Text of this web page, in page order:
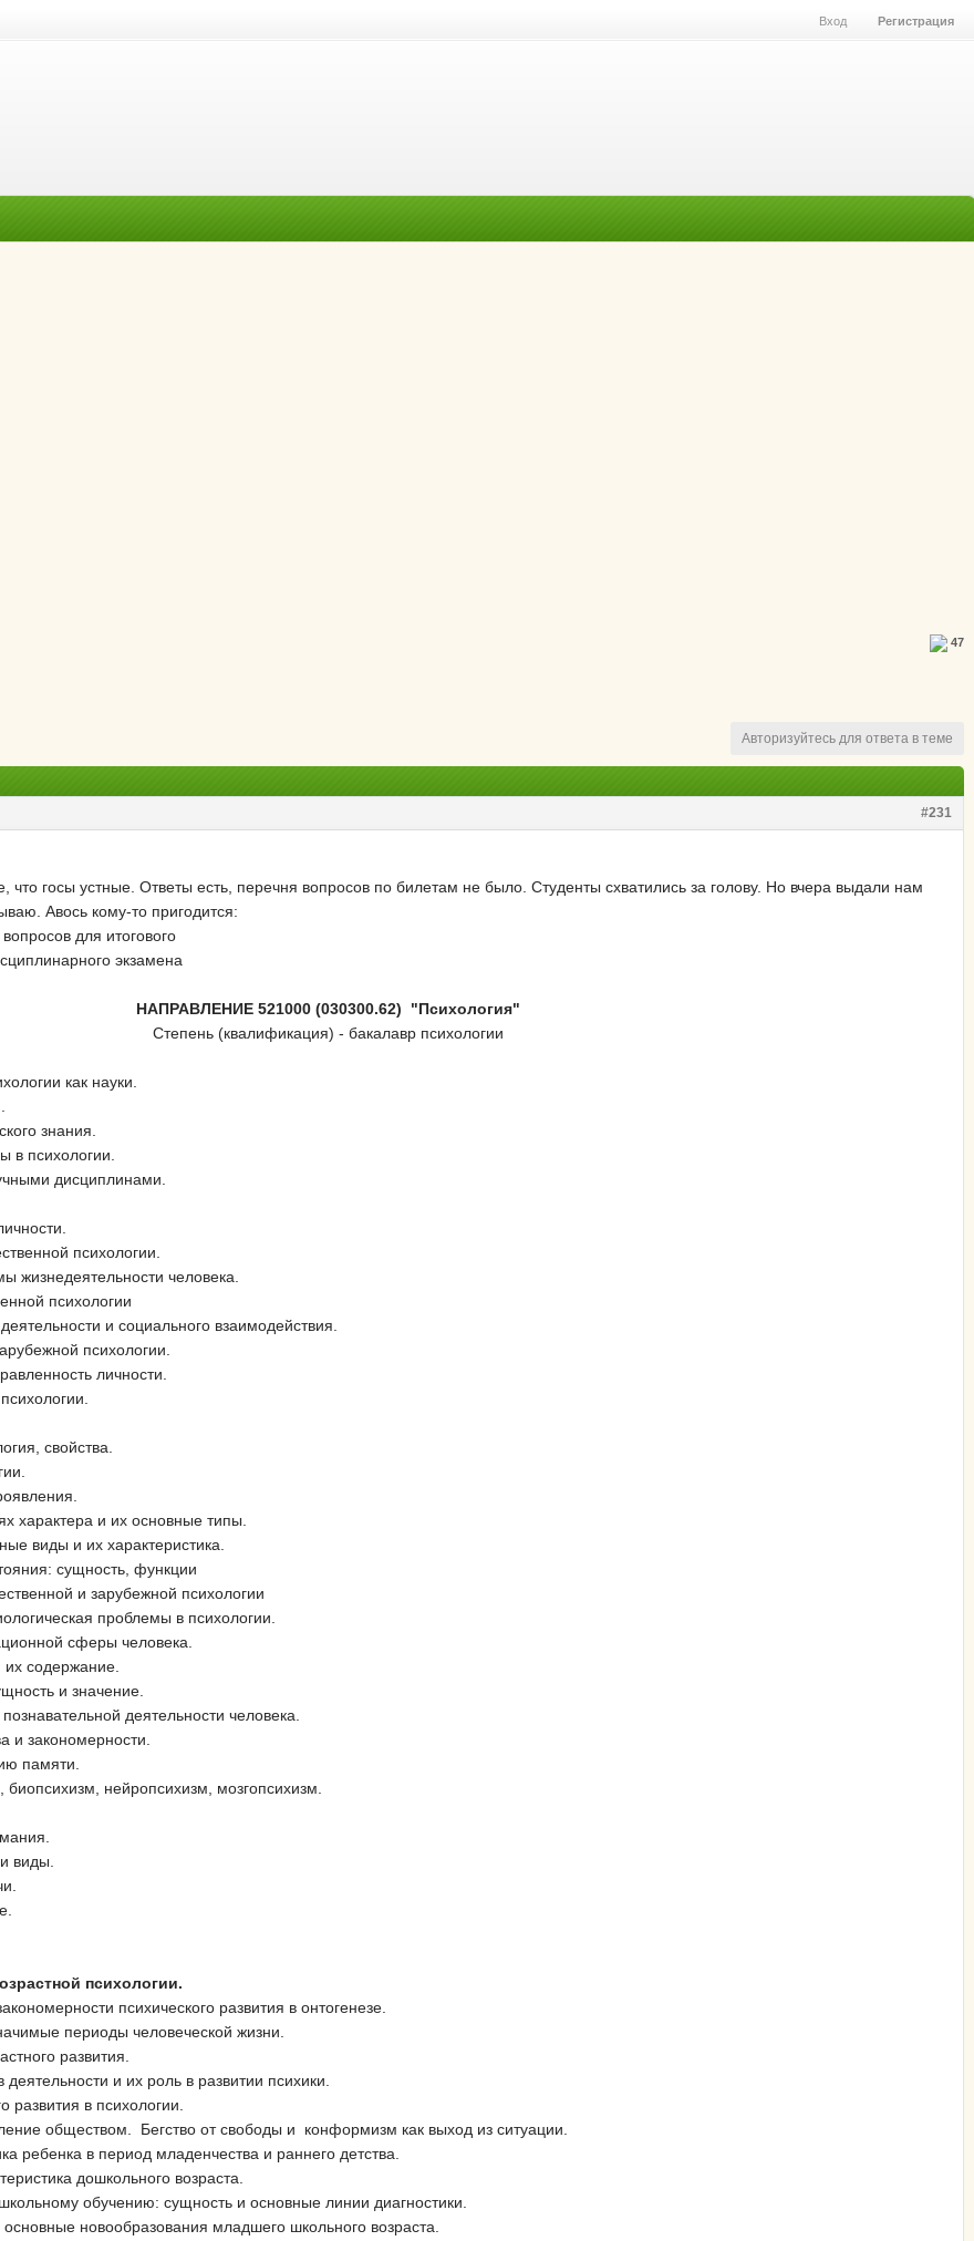
Вход Регистрация
47
Авторизуйтесь для ответа в теме
#231
что госы устные. Ответы есть, перечня вопросов по билетам не было. Студенты схватились за голову. Но вчера выдали нам
Авось кому-то пригодится:
для итогового
экзамена
НАПРАВЛЕНИЕ 521000 (030300.62) "Психология"
Степень (квалификация) - бакалавр психологии
как науки.
знания.
психологии.
дисциплинами.
психологии.
человека.
психологии
и социального взаимодействия.
психологии.
личности.
свойства.
характера и их основные типы.
виды и их характеристика.
сущность, функции
и зарубежной психологии
проблемы в психологии.
сферы человека.
содержание.
и значение.
деятельности человека.
и закономерности.
памяти.
нейропсихизм, мозгопсихизм.
виды.
психологии.
психического развития в онтогенезе.
периоды человеческой жизни.
развития.
и их роль в развитии психики.
развития в психологии.
обществом. Бегство от свободы и конформизм как выход из ситуации.
ребенка в период младенчества и раннего детства.
дошкольного возраста.
обучению: сущность и основные линии диагностики.
новообразования младшего школьного возраста.